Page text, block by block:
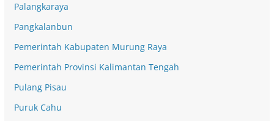
Palangkaraya
Pangkalanbun
Pemerintah Kabupaten Murung Raya
Pemerintah Provinsi Kalimantan Tengah
Pulang Pisau
Puruk Cahu